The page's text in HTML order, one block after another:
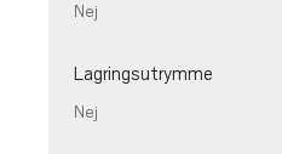
Nej
Lagringsutrymme
Nej